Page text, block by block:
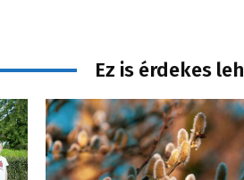
Ez is érdekes